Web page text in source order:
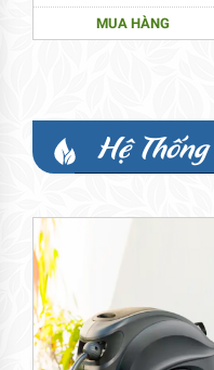
MUA HÀNG
Hệ